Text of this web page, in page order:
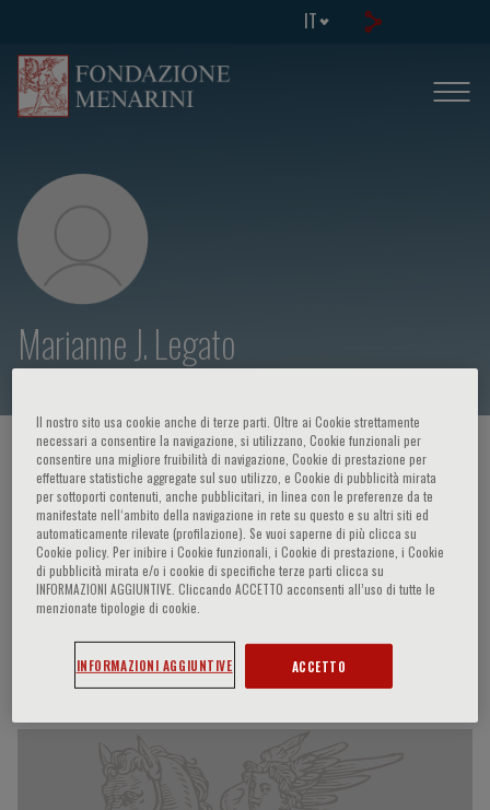
IT
Marianne J. Legato
HOME PAGE / CORSI ED EVENTI / RELATORE
Marianne J. Legato
Partecipazioni del relatore
Il nostro sito usa cookie anche di terze parti. Oltre ai Cookie strettamente
necessari a consentire la navigazione, si utilizzano, Cookie funzionali per
consentire una migliore fruibilità di navigazione, Cookie di prestazione per
effettuare statistiche aggregate sul suo utilizzo, e Cookie di pubblicità mirata
per sottoporti contenuti, anche pubblicitari, in linea con le preferenze da te
manifestate nell‘ambito della navigazione in rete su questo e su altri siti ed
automaticamente rilevate (profilazione). Se vuoi saperne di più clicca su
Cookie policy. Per inibire i Cookie funzionali, i Cookie di prestazione, i Cookie
di pubblicità mirata e/o i cookie di specifiche terze parti clicca su
INFORMAZIONI AGGIUNTIVE. Cliccando ACCETTO acconsenti all’uso di tutte le
menzionate tipologie di cookie.
INFORMAZIONI AGGIUNTIVE ACCETTO